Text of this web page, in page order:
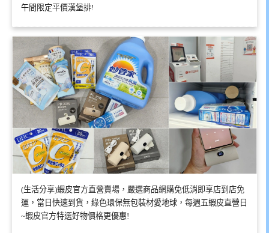
午間限定平價漢堡排!
(生活分享)蝦皮官方直營賣場，嚴選商品網購免低消即享店到店免
運，當日快速到貨，綠色環保無包裝材愛地球，每週五蝦皮直營日
~蝦皮官方特選好物價格更優惠!